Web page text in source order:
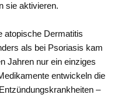
sie aktivieren.
atopische Dermatitis
als bei Psoriasis kam
Jahren nur ein einziges
entwickeln die
–